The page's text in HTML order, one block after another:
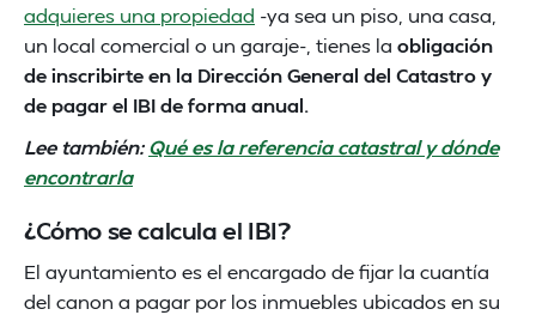
adquieres una propiedad -ya sea un piso, una casa,
un local comercial o un garaje-, tienes la obligación
de inscribirte en la Dirección General del Catastro y
de pagar el IBI de forma anual.
Lee también:Qué es la referencia catastral y dónde
encontrarla
¿Cómo se calcula el IBI?
El ayuntamiento es el encargado de fijar la cuantía
del canon a pagar por los inmuebles ubicados en su